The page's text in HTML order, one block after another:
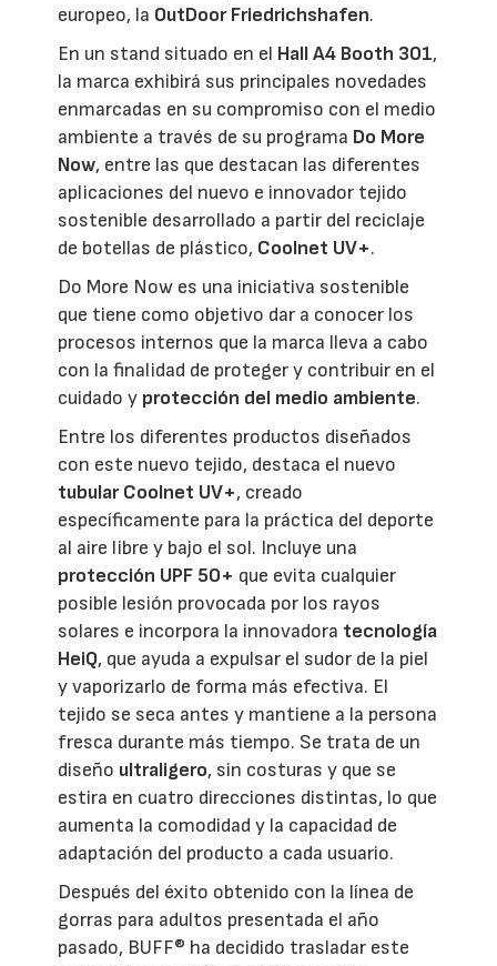
europeo, la OutDoor Friedrichshafen.
En un stand situado en el Hall A4 Booth 301,
la marca exhibirá sus principales novedades
enmarcadas en su compromiso con el medio
ambiente a través de su programa Do More
Now, entre las que destacan las diferentes
aplicaciones del nuevo e innovador tejido
sostenible desarrollado a partir del reciclaje
de botellas de plástico, Coolnet UV+.
Do More Now es una iniciativa sostenible
que tiene como objetivo dar a conocer los
procesos internos que la marca lleva a cabo
con la finalidad de proteger y contribuir en el
cuidado y protección del medio ambiente.
Entre los diferentes productos diseñados
con este nuevo tejido, destaca el nuevo
tubular Coolnet UV+, creado
específicamente para la práctica del deporte
al aire libre y bajo el sol. Incluye una
protección UPF 50+ que evita cualquier
posible lesión provocada por los rayos
solares e incorpora la innovadora tecnología
HeiQ, que ayuda a expulsar el sudor de la piel
y vaporizarlo de forma más efectiva. El
tejido se seca antes y mantiene a la persona
fresca durante más tiempo. Se trata de un
diseño ultraligero, sin costuras y que se
estira en cuatro direcciones distintas, lo que
aumenta la comodidad y la capacidad de
adaptación del producto a cada usuario.
Después del éxito obtenido con la línea de
gorras para adultos presentada el año
pasado, BUFF® ha decidido trasladar este